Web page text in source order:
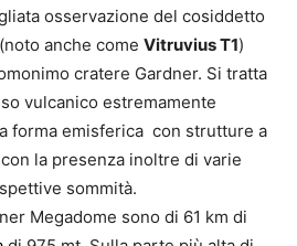
osservazione del cosiddetto
anche come Vitruvius T1)
cratere Gardner. Si tratta
vulcanico estremamente
forma emisferica con strutture a
la presenza inoltre di varie
sommità.
Megadome sono di 61 km di